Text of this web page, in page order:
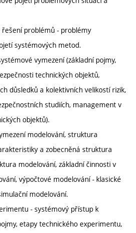
problémů - problémy
systémových metod.
vymezení (základní pojmy,
technických objektů,
důsledků a kolektivních velikostí rizik,
studiích, management v
objektů).
modelování, struktura
a zobecněná struktura
modelování, základní činnosti v
výpočtové modelování - klasické
modelování.
- systémový přístup k
etapy technického experimentu,